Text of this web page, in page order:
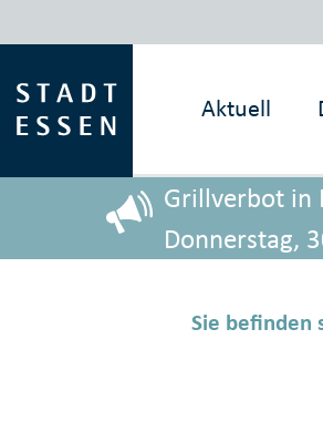
Aktuell
Grillverbot in
Donnerstag,
Sie befinden